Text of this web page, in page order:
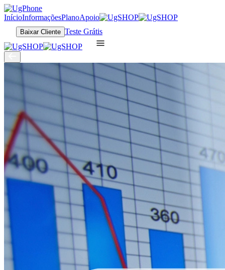
InícioInformaçõesPlanoApoio
Baixar Cliente Teste Grátis